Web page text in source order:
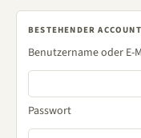
BESTEHENDER ACCOUNT
Benutzername oder E-
Passwort